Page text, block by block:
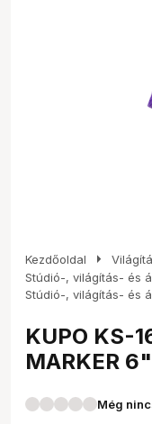
Kezdőoldal arrow_right
Stúdió-, világítás- és
Stúdió-, világítás- és
KUPO KS-
MARKER
Még